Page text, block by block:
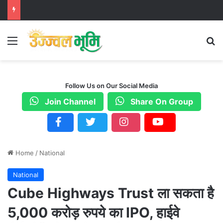
Menu
Follow Us on Our Social Media
Join Channel Share On Group
Home / National
National
Cube Highways Trust ला सकता है
5,000 करोड़ रुपये का IPO, हाईवे